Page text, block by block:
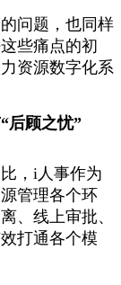
问题，也同样
些痛点的初
资源数字化系
后顾之忧”
，i人事作为
管理各个环
、线上审批、
打通各个模